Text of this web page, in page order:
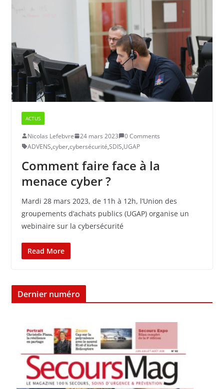
ACTUS
Nicolas Lefebvre 24 mars 2023
0 Comments
ADVENS,cyber,cybersécurité,SDIS,UGAP
Comment faire face à la
menace cyber ?
Mardi 28 mars 2023, de 11h à 12h, l’Union des
groupements d’achats publics (UGAP) organise un
webinaire sur la cybersécurité
Read More
Dernier numéro